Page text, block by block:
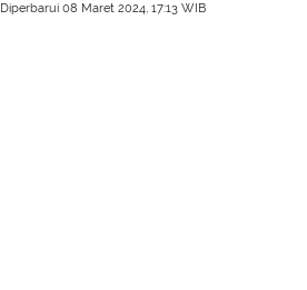
Diperbarui 08 Maret 2024, 17:13 WIB